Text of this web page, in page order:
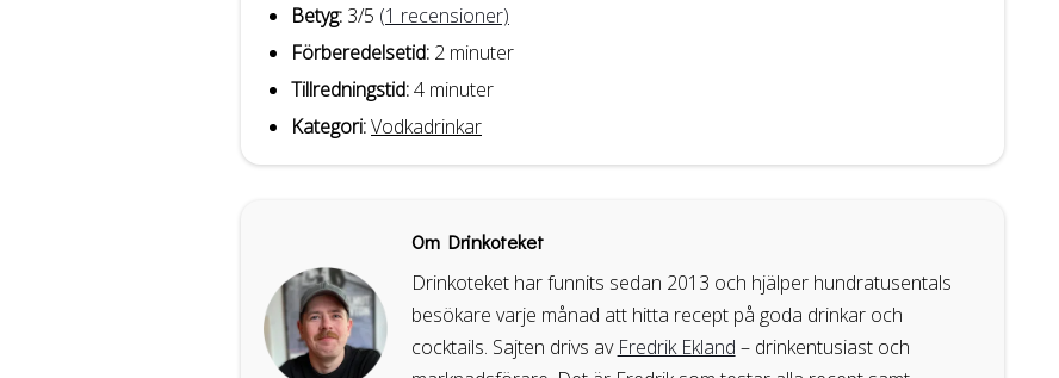
Betyg: 3/5 (1 recensioner)
Förberedelsetid: 2 minuter
Tillredningstid:4 minuter
Kategori:Vodkadrinkar
Om Drinkoteket
Drinkoteket har funnits sedan 2013 och hjälper hundratusentals
besökare varje månad att hitta recept på goda drinkar och
cocktails. Sajten drivs av Fredrik Ekland – drinkentusiast och